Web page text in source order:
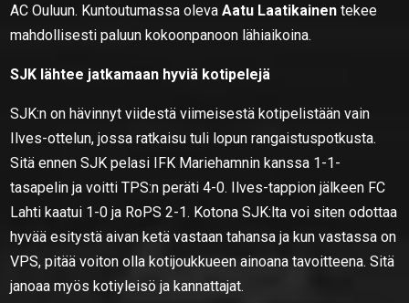
AC Ouluun. Kuntoutumassa olevaAatu Laatikainen tekee
mahdollisesti paluun kokoonpanoon lähiaikoina.
SJK lähtee jatkamaan hyviä kotipelejä
SJK:n on hävinnyt viidestä viimeisestä kotipelistään vain
Ilves-ottelun, jossa ratkaisu tuli lopun rangaistuspotkusta.
Sitä ennen SJK pelasi IFK Mariehamnin kanssa 1-1-
tasapelin ja voitti TPS:n peräti 4-0. Ilves-tappion jälkeen FC
Lahti kaatui 1-0 ja RoPS 2-1. Kotona SJK:lta voi siten odottaa
hyvää esitystä aivan ketä vastaan tahansa ja kun vastassa on
VPS, pitää voiton olla kotijoukkueen ainoana tavoitteena. Sitä
janoaa myös kotiyleisö ja kannattajat.